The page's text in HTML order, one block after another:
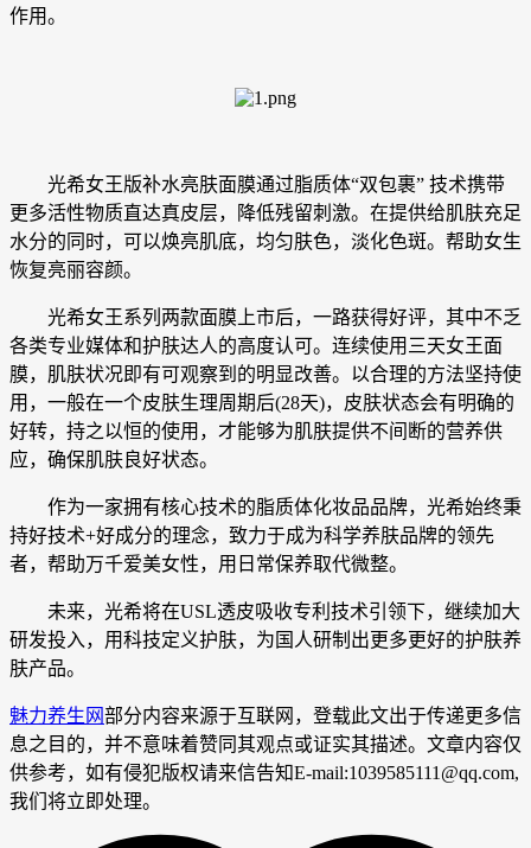
作用。
光希女王版补水亮肤面膜通过脂质体“双包裹” 技术携带
更多活性物质直达真皮层，降低残留刺激。在提供给肌肤充足
水分的同时，可以焕亮肌底，均匀肤色，淡化色斑。帮助女生
恢复亮丽容颜。
光希女王系列两款面膜上市后，一路获得好评，其中不乏
各类专业媒体和护肤达人的高度认可。连续使用三天女王面
膜，肌肤状况即有可观察到的明显改善。以合理的方法坚持使
用，一般在一个皮肤生理周期后(28天)，皮肤状态会有明确的
好转，持之以恒的使用，才能够为肌肤提供不间断的营养供
应，确保肌肤良好状态。
作为一家拥有核心技术的脂质体化妆品品牌，光希始终秉
持好技术+好成分的理念，致力于成为科学养肤品牌的领先
者，帮助万千爱美女性，用日常保养取代微整。
未来，光希将在USL透皮吸收专利技术引领下，继续加大
研发投入，用科技定义护肤，为国人研制出更多更好的护肤养
肤产品。
魅力养生网部分内容来源于互联网，登载此文出于传递更多信
息之目的，并不意味着赞同其观点或证实其描述。文章内容仅
供参考，如有侵犯版权请来信告知E-mail:1039585111@qq.com,
我们将立即处理。